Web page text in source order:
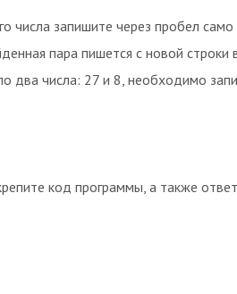
числа запишите через пробел само
пара пишется с новой строки
два числа: 27 и 8, необходимо
код программы, а также